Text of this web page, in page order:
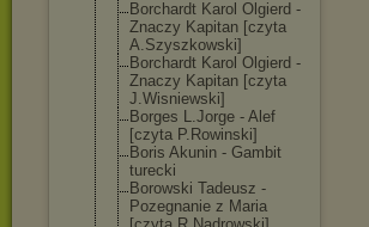
Borchardt Karol Olgierd -
Znaczy Kapitan [czyta
A.Szyszkowski]
Borchardt Karol Olgierd -
Znaczy Kapitan [czyta
J.Wisniewski]
Borges L.Jorge - Alef
[czyta P.Rowinski]
Boris Akunin - Gambit
turecki
Borowski Tadeusz -
Pozegnanie z Maria